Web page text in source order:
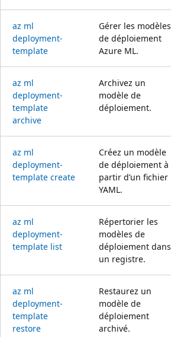
az ml
deployment-
template
Gérer les modèles
de déploiement
Azure ML.
az ml
deployment-
template
archive
Archivez un
modèle de
déploiement.
az ml
deployment-
template create
Créez un modèle
de déploiement à
partir d’un fichier
YAML.
az ml
deployment-
template list
Répertorier les
modèles de
déploiement dans
un registre.
az ml
deployment-
template
restore
Restaurez un
modèle de
déploiement
archivé.